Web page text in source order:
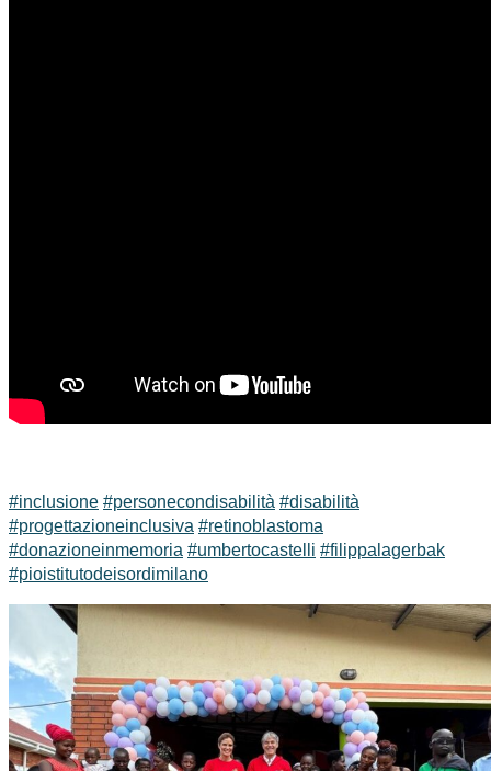
#inclusione #personecondisabilità #disabilità
#progettazioneinclusiva #retinoblastoma
#donazioneinmemoria #umbertocastelli #filippalagerbak
#pioistitutodeisordimilano